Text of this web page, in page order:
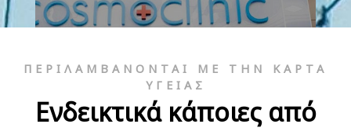
ΠΕΡΙΛΑΜΒΆΝΟΝΤΑΙ ΜΕ ΤΗΝ ΚΆΡΤΑ
ΥΓΕΊΑΣ
Ενδεικτικά κάποιες από